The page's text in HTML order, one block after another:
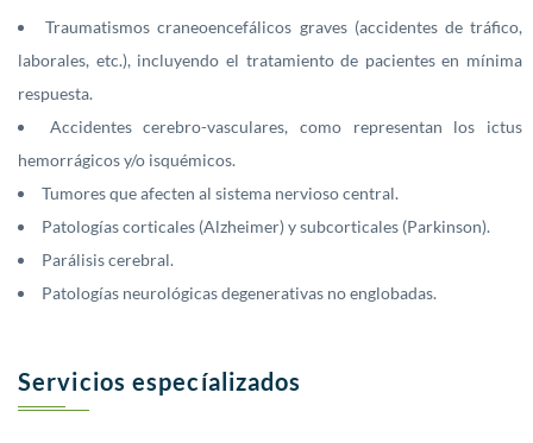
Traumatismos craneoencefálicos graves (accidentes de tráfico,
laborales, etc.), incluyendo el tratamiento de pacientes en mínima
respuesta.
Accidentes cerebro-vasculares, como representan los ictus
hemorrágicos y/o isquémicos.
Tumores que afecten al sistema nervioso central.
Patologías corticales (Alzheimer) y subcorticales (Parkinson).
Parálisis cerebral.
Patologías neurológicas degenerativas no englobadas.
Servicios especíalizados